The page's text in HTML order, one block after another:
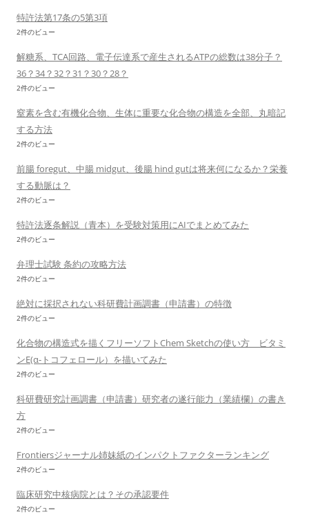
特許法第17条の5第3項
2件のビュー
解糖系、TCA回路、電子伝達系で産生されるATPの総数は38分子？
36？34？32？31？30？28？
2件のビュー
窒素を含む有機化合物、生体に重要な化合物の構造を全部、丸暗記
する方法
2件のビュー
前腸 foregut、中腸 midgut、後腸 hind gutは将来何になるか？栄養
する動脈は？
2件のビュー
特許法逐条解説（青本）を受験対策用にAIでまとめてみた
2件のビュー
弁理士試験 条約の攻略方法
2件のビュー
絶対に採択されない科研費計画調書（申請書）の特徴
2件のビュー
化合物の構造式を描くフリーソフトChem Sketchの使い方 ビタミ
ンE(α-トコフェロール）を描いてみた
2件のビュー
科研費研究計画調書（申請書）研究者の遂行能力（業績欄）の書き
方
2件のビュー
Frontiersジャーナル姉妹紙のインパクトファクターランキング
2件のビュー
臨床研究中核病院とは？その承認要件
2件のビュー